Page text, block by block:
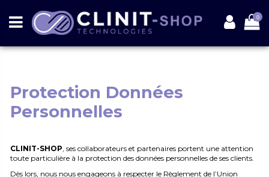
0
Protection Données
Personnelles
CLINIT-SHOP, ses collaborateurs et partenaires portent une attention
toute particulière à la protection des données personnelles de ses clients.
Dès lors, nous nous engageons à respecter le Règlement de l’Union